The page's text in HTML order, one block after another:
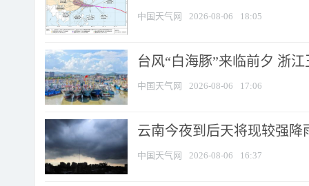
中国天气网 2026-08-06 18:05
台风“白海豚”来临前夕 浙
中国天气网 2026-08-06 17:06
云南今夜到后天将现较强降
中国天气网 2026-08-06 16:37